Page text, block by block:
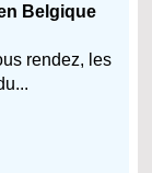
Belgique
rendez, les